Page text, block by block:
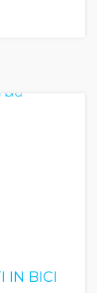
IN BICI